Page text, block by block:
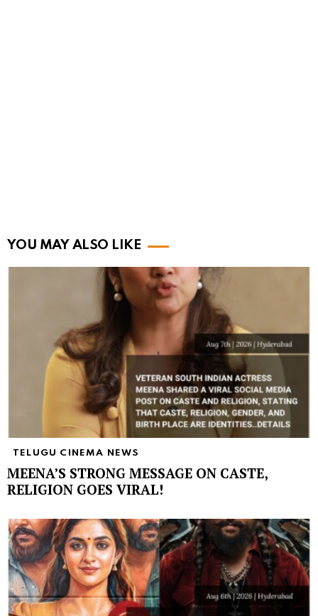
YOU MAY ALSO LIKE
TELUGU CINEMA NEWS
MEENA’S STRONG MESSAGE ON CASTE,
RELIGION GOES VIRAL!